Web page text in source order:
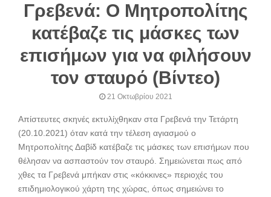
Γρεβενά: Ο Μητροπολίτης
κατέβαζε τις μάσκες των
επισήμων για να φιλήσουν
τον σταυρό (Βίντεο)
21 Οκτωβρίου 2021
Απίστευτες σκηνές εκτυλίχθηκαν στα Γρεβενά την Τετάρτη
(20.10.2021) όταν κατά την τέλεση αγιασμού ο
Μητροπολίτης Δαβίδ κατέβαζε τις μάσκες των επισήμων που
θέλησαν να ασπαστούν τον σταυρό. Σημειώνεται πως από
χθες τα Γρεβενά μπήκαν στις «κόκκινες» περιοχές του
επιδημιολογικού χάρτη της χώρας, όπως σημειώνει το